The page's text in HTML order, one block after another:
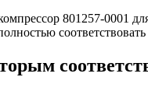
801257-0001